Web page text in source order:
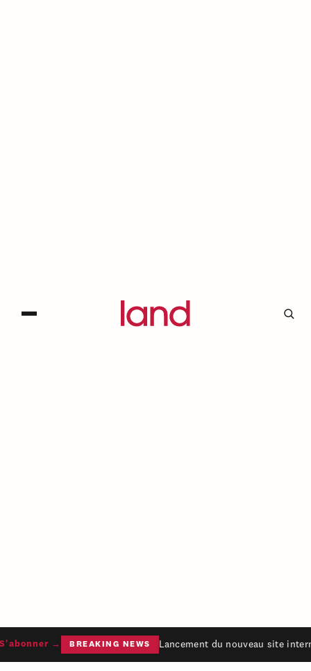
→ BREAKING NEWS Lancement du nouveau site